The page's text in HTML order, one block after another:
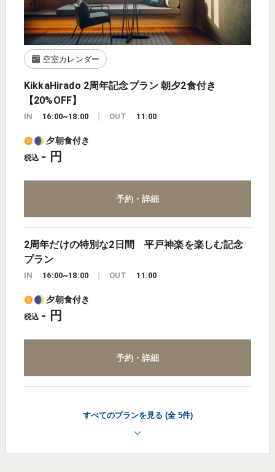
空室カレンダー
KikkaHirado 2周年記念プラン 朝夕2食付き
【20%OFF】
IN 16:00~18:00 OUT 11:00
夕朝食付き
税込 - 円
予約・詳細
2周年だけの特別な2日間 平戸神楽を楽しむ記念
プラン
IN 16:00~18:00 OUT 11:00
夕朝食付き
税込 - 円
予約・詳細
すべてのプランを見る (全 5件)